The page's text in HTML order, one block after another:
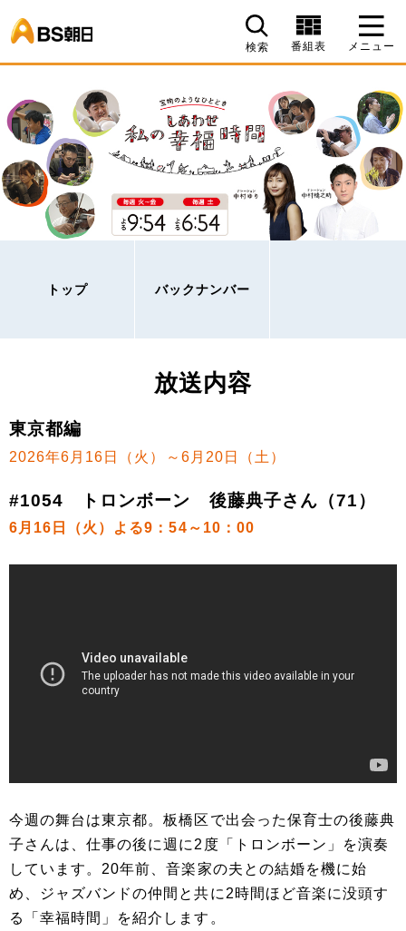
検索 番組表 メニュー
トップ バックナンバー
放送内容
東京都編
2026年6月16日（火）～6月20日（土）
#1054 トロンボーン 後藤典子さん（71）
6月16日（火）よる9：54～10：00
今週の舞台は東京都。板橋区で出会った保育士の後藤典
子さんは、仕事の後に週に2度「トロンボーン」を演奏
しています。20年前、音楽家の夫との結婚を機に始
め、ジャズバンドの仲間と共に2時間ほど音楽に没頭す
る「幸福時間」を紹介します。